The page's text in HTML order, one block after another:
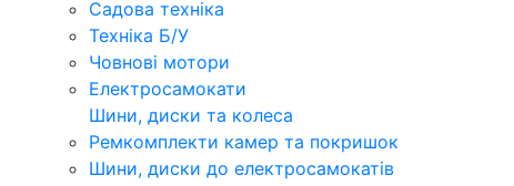
Садова техніка
Техніка Б/У
Човнові мотори
Електросамокати
Шини, диски та колеса
Ремкомплекти камер та покришок
Шини, диски до електросамокатів